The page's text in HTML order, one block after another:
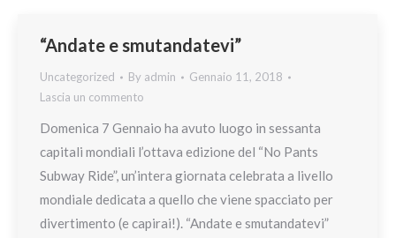
“Andate e smutandatevi”
Uncategorized By admin
Gennaio 11, 2018
Lascia un commento
Domenica 7 Gennaio ha avuto luogo in sessanta
capitali mondiali l’ottava edizione del “No Pants
Subway Ride”, un’intera giornata celebrata a livello
mondiale dedicata a quello che viene spacciato per
divertimento (e capirai!). “Andate e smutandatevi”